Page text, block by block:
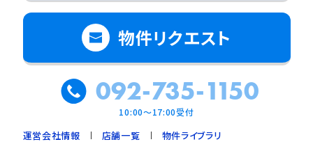
物件リクエスト
092-735-1150
10:00～17:00受付
運営会社情報 店舗一覧
物件ライブラリ